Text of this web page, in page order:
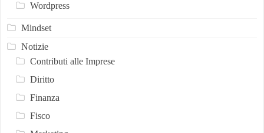
Wordpress
Mindset
Notizie
Contributi alle Imprese
Diritto
Finanza
Fisco